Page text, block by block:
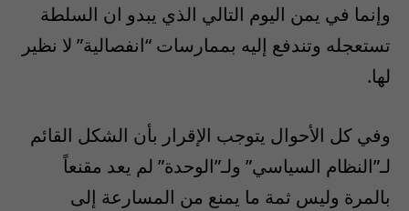
وإنما في يمن اليوم التالي الذي يبدو ان السلطة
تستعجله وتندفع إليه بممارسات “انفصالية” لا نظير
لها.
وفي كل الأحوال يتوجب الإقرار بأن الشكل القائم
لـ”النظام السياسي” ولـ”الوحدة” لم يعد مقنعاً
بالمرة وليس ثمة ما يمنع من المسارعة إلى